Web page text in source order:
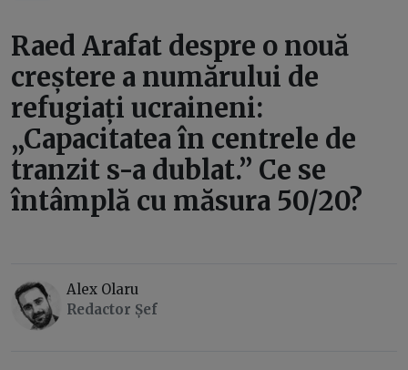
Raed Arafat despre o nouă
creștere a numărului de
refugiați ucraineni:
„Capacitatea în centrele de
tranzit s-a dublat.” Ce se
întâmplă cu măsura 50/20?
Alex Olaru
Redactor Șef